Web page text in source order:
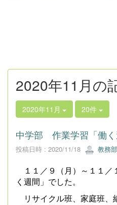
2020年11月の
2020年11月 20件
中学部 作業学習「働く
投稿日時 : 2020/11/18 教務部
１１／９（月）～１１／
く週間」でした。
リサイクル班、家庭班、